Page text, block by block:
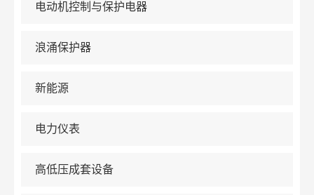
电动机控制与保护电器
浪涌保护器
新能源
电力仪表
高低压成套设备